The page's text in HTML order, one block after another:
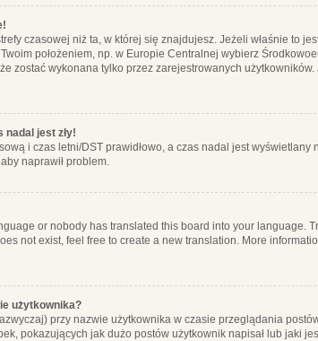
czasowej niż ta, w której się znajdujesz. Jeżeli właśnie to
położeniem, np. w Europie Centralnej wybierz
zostać wykonana tylko przez zarejestrowanych
nadal jest zły!
i czas letni/DST prawidłowo, a czas nadal jest wyświetlany
naprawił problem.
or nobody has translated this board into your language.
not exist, feel free to create a new translation. More
użytkownika?
przy nazwie użytkownika w czasie przeglądania
pokazujących jak dużo postów użytkownik napisał lub jaki